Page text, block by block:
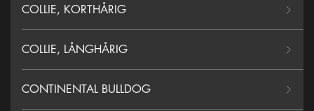
COLLIE, KORTHÅRIG
COLLIE, LÅNGHÅRIG
CONTINENTAL BULLDOG